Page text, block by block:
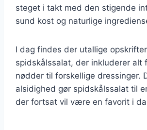
steget i takt med den stigende
sund kost og naturlige
I dag findes der utallige
spidskålssalat, der inkluderer alt
nødder til forskellige dressinger.
alsidighed gør spidskålssalat til
der fortsat vil være en favorit i